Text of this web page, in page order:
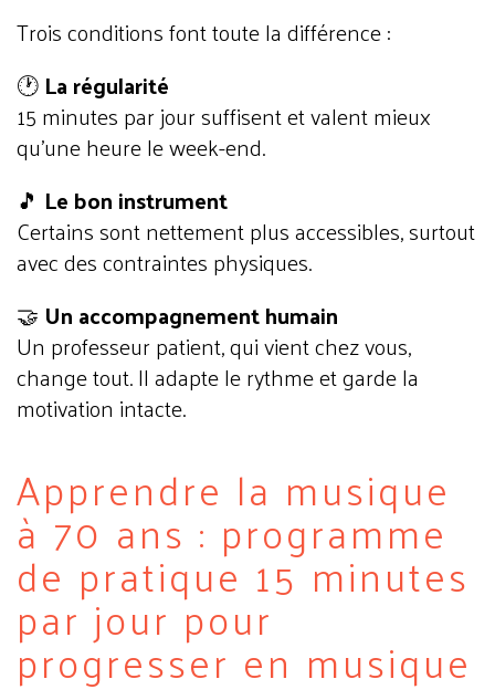
Trois conditions font toute la différence :
🕐La régularité
15 minutes par jour suffisent et valent mieux
qu'une heure le week-end.
🎵 Le bon instrument
Certains sont nettement plus accessibles, surtout
avec des contraintes physiques.
🤝 Un accompagnement humain
Un professeur patient, qui vient chez vous,
change tout. Il adapte le rythme et garde la
motivation intacte.
Apprendre la musique
à 70 ans : programme
de pratique 15 minutes
par jour pour
progresser en musique